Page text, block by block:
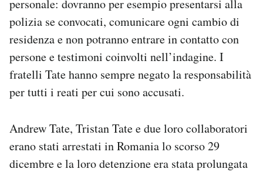
personale: dovranno per esempio presentarsi alla
polizia se convocati, comunicare ogni cambio di
residenza e non potranno entrare in contatto con
persone e testimoni coinvolti nell’indagine. I
fratelli Tate hanno sempre negato la responsabilità
per tutti i reati per cui sono accusati.
Andrew Tate, Tristan Tate e due loro collaboratori
erano stati arrestati in Romania lo scorso 29
dicembre e la loro detenzione era stata prolungata